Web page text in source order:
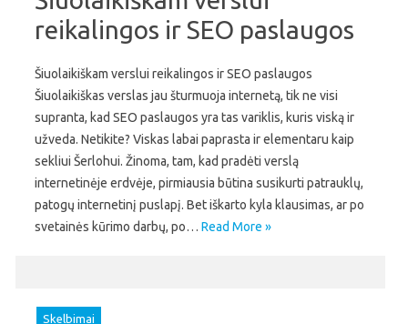
reikalingos ir SEO paslaugos
Šiuolaikiškam verslui reikalingos ir SEO paslaugos
Šiuolaikiškas verslas jau šturmuoja internetą, tik ne visi
supranta, kad SEO paslaugos yra tas variklis, kuris viską ir
užveda. Netikite? Viskas labai paprasta ir elementaru kaip
sekliui Šerlohui. Žinoma, tam, kad pradėti verslą
internetinėje erdvėje, pirmiausia būtina susikurti patrauklų,
patogų internetinį puslapį. Bet iškarto kyla klausimas, ar po
svetainės kūrimo darbų, po… Read More »
Skelbimai